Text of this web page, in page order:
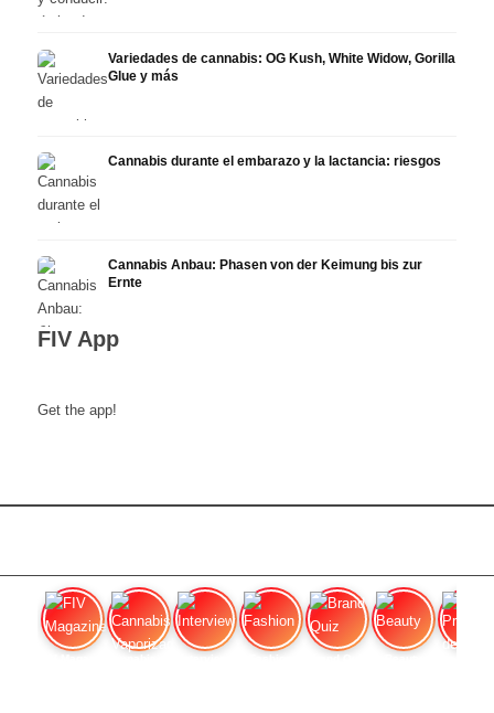
Variedades de cannabis: OG Kush, White Widow, Gorilla
Glue y más
Cannabis durante el embarazo y la lactancia: riesgos
Cannabis Anbau: Phasen von der Keimung bis zur
Ernte
FIV App
Get the app!